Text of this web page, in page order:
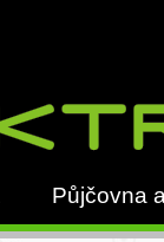
Půjčovna